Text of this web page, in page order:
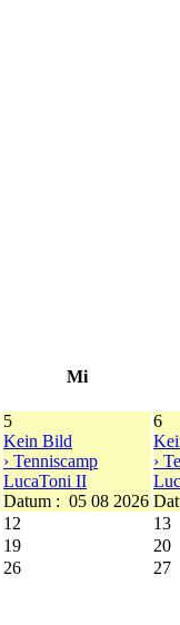
Mi
5
Kein Bild
› Tenniscamp
LucaToni II
Datum : 05 08 2026
6
›
12
13
19
20
26
27